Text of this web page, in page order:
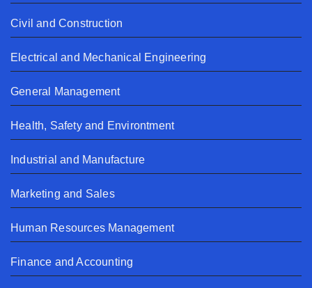
Civil and Construction
Electrical and Mechanical Engineering
General Management
Health, Safety and Environtment
Industrial and Manufacture
Marketing and Sales
Human Resources Management
Finance and Accounting